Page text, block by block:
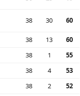
38 30 60
38 13
60
38 1
55
38 4
53
38 2
52